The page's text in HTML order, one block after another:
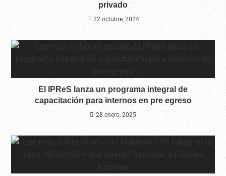
privado
22 octubre, 2024
El IPReS lanza un programa integral de
capacitación para internos en pre egreso
28 enero, 2025